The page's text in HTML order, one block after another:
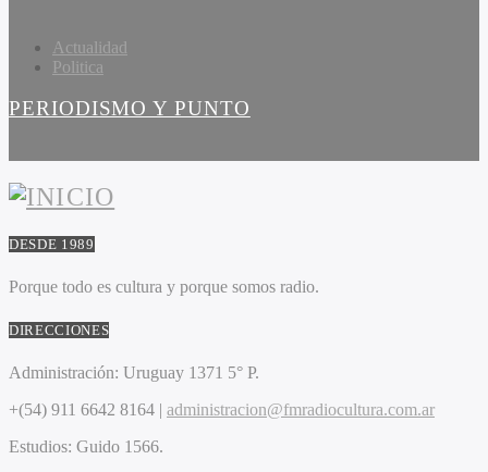
Actualidad
Politica
PERIODISMO Y PUNTO
DESDE 1989
Porque todo es cultura y porque somos radio.
DIRECCIONES
Administración: Uruguay 1371 5° P.
+(54) 911 6642 8164 | administracion@fmradiocultura.com.ar
Estudios: Guido 1566.